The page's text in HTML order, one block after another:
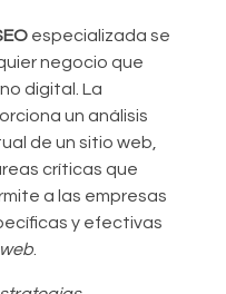
especializada se
negocio que
digital. La
un análisis
de un sitio web,
críticas que
a las empresas
y efectivas